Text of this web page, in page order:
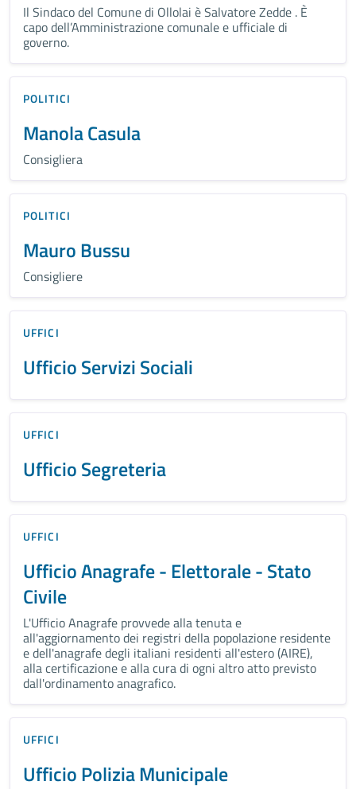
Il Sindaco del Comune di Ollolai è Salvatore Zedde . È
capo dell’Amministrazione comunale e ufficiale di
governo.
POLITICI
Manola Casula
Consigliera
POLITICI
Mauro Bussu
Consigliere
UFFICI
Ufficio Servizi Sociali
UFFICI
Ufficio Segreteria
UFFICI
Ufficio Anagrafe - Elettorale - Stato
Civile
L'Ufficio Anagrafe provvede alla tenuta e
all'aggiornamento dei registri della popolazione residente
e dell'anagrafe degli italiani residenti all'estero (AIRE),
alla certificazione e alla cura di ogni altro atto previsto
dall'ordinamento anagrafico.
UFFICI
Ufficio Polizia Municipale